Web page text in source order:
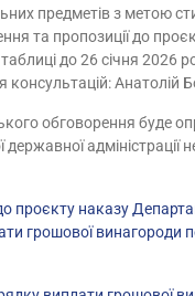
предметів з метою
та пропозиції до
таблиці до 26 січня
Анатолій
обговорення буде
адміністрації
наказу
грошової винагороди